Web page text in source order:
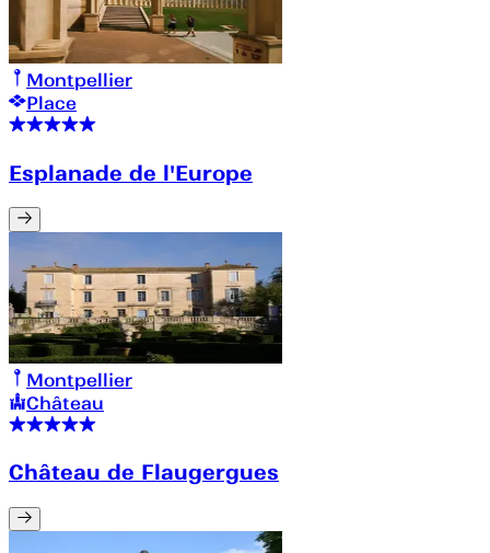
Montpellier
Place
Esplanade de l'Europe
Montpellier
Château
Château de Flaugergues